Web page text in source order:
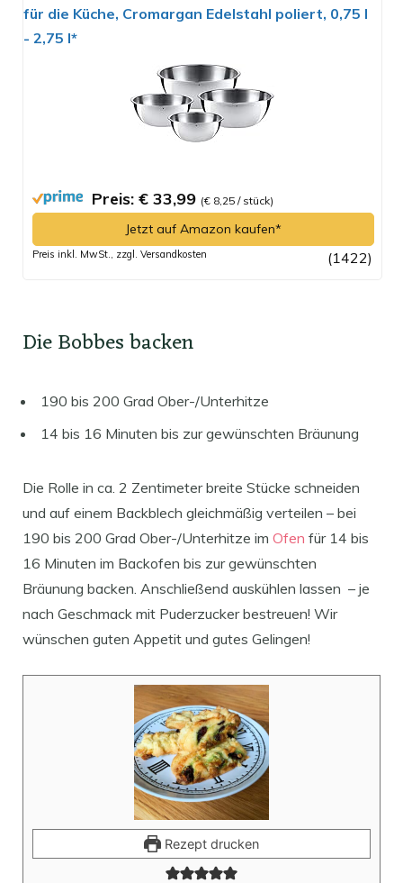
für die Küche, Cromargan Edelstahl poliert, 0,75 l
- 2,75 l*
Preis: € 33,99 (€ 8,25 / stück)
Jetzt auf Amazon kaufen*
Preis inkl. MwSt., zzgl. Versandkosten (1422)
Die Bobbes backen
190 bis 200 Grad Ober-/Unterhitze
14 bis 16 Minuten bis zur gewünschten Bräunung
Die Rolle in ca. 2 Zentimeter breite Stücke schneiden
und auf einem Backblech gleichmäßig verteilen – bei
190 bis 200 Grad Ober-/Unterhitze im Ofen für 14 bis
16 Minuten im Backofen bis zur gewünschten
Bräunung backen. Anschließend auskühlen lassen – je
nach Geschmack mit Puderzucker bestreuen! Wir
wünschen guten Appetit und gutes Gelingen!
Rezept drucken